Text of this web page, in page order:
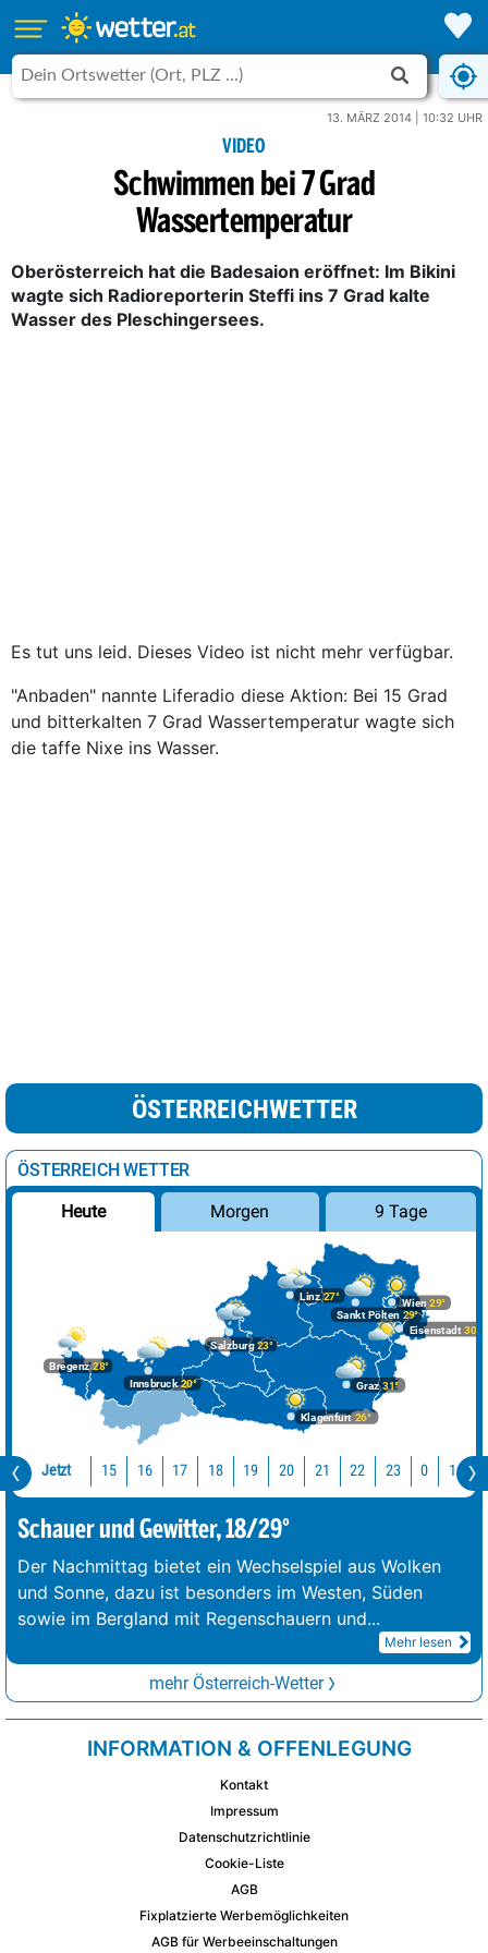
13. MÄRZ 2014 | 10:32 UHR
VIDEO
Schwimmen bei 7 Grad
Wassertemperatur
Oberösterreich hat die Badesaion eröffnet: Im Bikini
wagte sich Radioreporterin Steffi ins 7 Grad kalte
Wasser des Pleschingersees.
Es tut uns leid. Dieses Video ist nicht mehr verfügbar.
"Anbaden" nannte Liferadio diese Aktion: Bei 15 Grad
und bitterkalten 7 Grad Wassertemperatur wagte sich
die taffe Nixe ins Wasser.
ÖSTERREICHWETTER
ÖSTERREICH WETTER
Heute Morgen 9 Tage
Bregenz28°
Graz31°
Innsbruck20°
Klagenfurt 26°
Linz27°
Salzburg23°
Wien 29°
Eisenstadt 30°
Sankt Pölten 29°
Jetzt 15 16 17 18 19 20 21 22 23 0 1
Schauer und Gewitter, 18/29°
Der Nachmittag bietet ein Wechselspiel aus Wolken
und Sonne, dazu ist besonders im Westen, Süden
sowie im Bergland mit Regenschauern und...
Mehr lesen
mehr Österreich-Wetter
INFORMATION & OFFENLEGUNG
Kontakt
Impressum
Datenschutzrichtlinie
Cookie-Liste
AGB
Fixplatzierte Werbemöglichkeiten
AGB für Werbeeinschaltungen